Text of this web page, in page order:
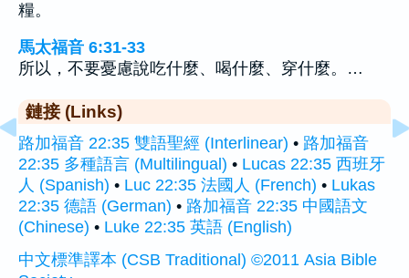
糧。
馬太福音 6:31-33
所以，不要憂慮說吃什麼、喝什麼、穿什麼。…
鏈接 (Links)
路加福音 22:35 雙語聖經 (Interlinear) • 路加福音
22:35 多種語言 (Multilingual) • Lucas 22:35 西班牙
人 (Spanish) • Luc 22:35 法國人 (French) • Lukas
22:35 德語 (German) • 路加福音 22:35 中國語文
(Chinese) • Luke 22:35 英語 (English)
中文標準譯本 (CSB Traditional) ©2011 Asia Bible